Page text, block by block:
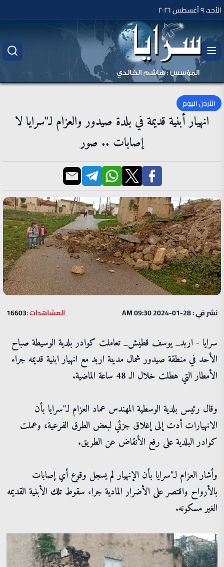
الأحد، ٩ أغسطس ٢٠٢٦
الأردن اليوم
انهيار أبنية قديمة في بلدة صيدور والعزام لـ"سرايا لا
إصابات .. صور
نشر في : 28-01-2024 09:30 AM المشاهدات :16603
سرايا - اربد_ يوسف قطيش_ تعاملت كوادر بلدية الوسيطة صباح
الأحد في منطقة صيدور شمال مدينة اربد مع انهيار ابنية قديمه جراء
الأمطار التي هطلت خلال الـ 48 ساعة الماضية.
وقال رئيس بلدية الوسطية المهندس عماد العزام لـ"سرايا بأن
الانهيارات أدت إلى إغلاق جزئي لبعض الطرق الفرعية، وعملت
كوادر البلدية على رفع الأنقاض عن الطريق.
وأشار العزام لـ"سرايا بأن الإنهيار لم يسجل وقوع أي إصابات
بالأرواح واقتصر على الأضرار المادية جراء سقوط تلك الأبنية القديمه
الغير مسكونه.